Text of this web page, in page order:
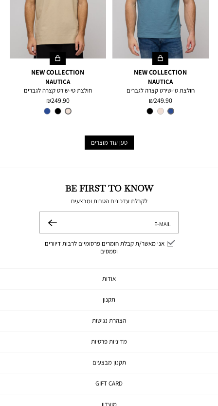
NEW COLLECTION
NAUTICA
חולצת טי-שירט קצרה לגברים
מחיר
מוצר
249.90 ₪
צבע
DNM
NEW COLLECTION
NAUTICA
חולצת טי-שירט קצרה לגברים
מחיר
מוצר
249.90 ₪
צבע
SANDY
BAR
טען עוד מוצרים
BE FIRST TO KNOW
לקבלת עדכונים הטבות ומבצעים
E-MAIL
אני מאשר/ת קבלת חומרים פרסומיים לרבות דיוורים
וסמסים
שלח
אודות
תקנון
הצהרת נגישות
מדיניות פרטיות
תקנון מבצעים
GIFT CARD
מועדון